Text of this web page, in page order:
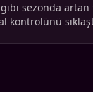
sezonda
kontrolünü